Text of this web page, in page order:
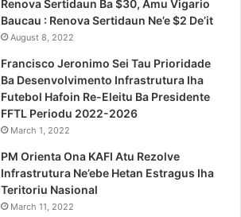
Renova Sertidaun Ba $30, Amu Vigario
Baucau : Renova Sertidaun Ne’e $2 De’it
August 8, 2022
Francisco Jeronimo Sei Tau Prioridade
Ba Desenvolvimento Infrastrutura Iha
Futebol Hafoin Re-Eleitu Ba Presidente
FFTL Periodu 2022-2026
March 1, 2022
PM Orienta Ona KAFI Atu Rezolve
Infrastrutura Ne’ebe Hetan Estragus Iha
Teritoriu Nasional
March 11, 2022